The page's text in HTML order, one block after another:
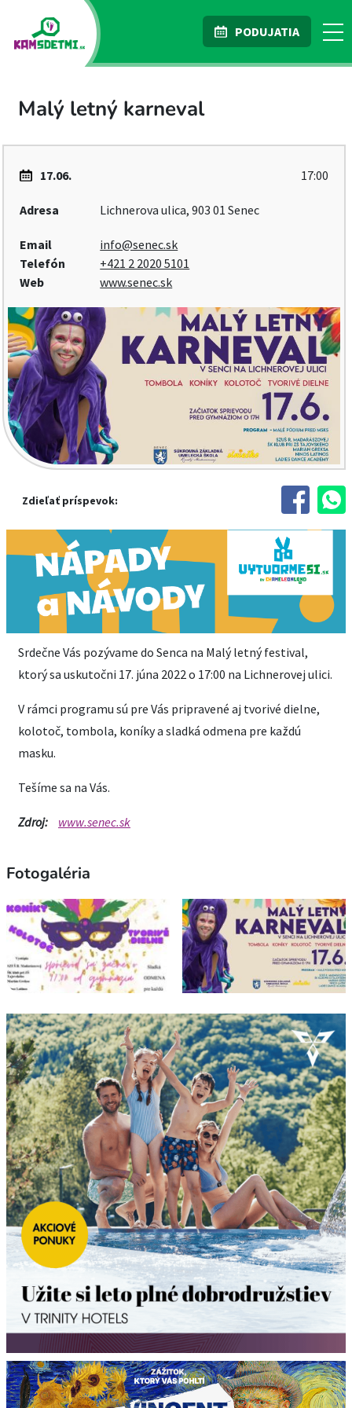
PODUJATIA
Malý letný karneval
17.06. 17:00
Adresa Lichnerova ulica, 903 01 Senec
Email
info@senec.sk
Telefón
+421 2 2020 5101
Web
www.senec.sk
Zdieľať príspevok:
Srdečne Vás pozývame do Senca na Malý letný festival,
ktorý sa uskutočni 17. júna 2022 o 17:00 na Lichnerovej ulici.
V rámci programu sú pre Vás pripravené aj tvorivé dielne,
kolotoč, tombola, koníky a sladká odmena pre každú
masku.
Tešíme sa na Vás.
Zdroj: www.senec.sk
Fotogaléria